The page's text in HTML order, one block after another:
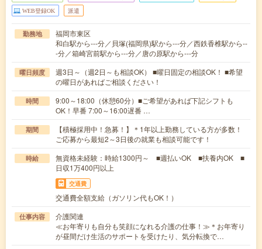
WEB登録OK 派遣
勤務地
福岡市東区
和白駅から---分／貝塚(福岡県)駅から---分／西鉄香椎駅から--
-分／箱崎宮前駅から---分／唐の原駅から---分
曜日頻度
週3日～（週2日～も相談OK） ■曜日固定の相談OK！ ■希望
の曜日があればご相談ください！
時間
9:00～18:00（休憩60分）■ご希望があれば下記シフトも
OK！早番 7:00～16:00遅番 …
期間
【積極採用中！急募！】＊1年以上勤務している方が多数！
ご応募から最短2～3日後の就業も相談可能です！
時給
無資格未経験：時給1300円～ ■週払いOK ■扶養内OK ■
日収1万400円以上
交通費
交通費全額支給（ガソリン代もOK！）
仕事内容
介護関連
≪お年寄りも自分も笑顔になれる介護の仕事！≫＊お年寄り
が昼間だけ生活のサポートを受けたり、気分転換で…